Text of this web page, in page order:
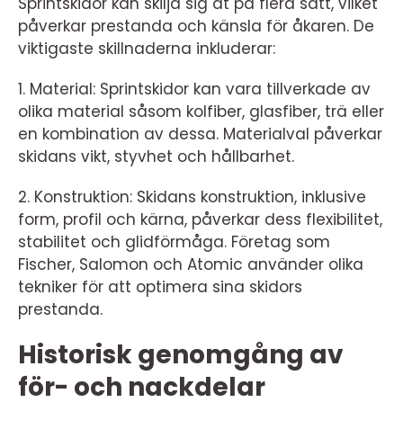
påverkar prestanda och känsla för åkaren. De
viktigaste skillnaderna inkluderar:
1. Material: Sprintskidor kan vara tillverkade av
olika material såsom kolfiber, glasfiber, trä eller
en kombination av dessa. Materialval påverkar
skidans vikt, styvhet och hållbarhet.
2. Konstruktion: Skidans konstruktion, inklusive
form, profil och kärna, påverkar dess flexibilitet,
stabilitet och glidförmåga. Företag som
Fischer, Salomon och Atomic använder olika
tekniker för att optimera sina skidors
prestanda.
Historisk genomgång av
för- och nackdelar